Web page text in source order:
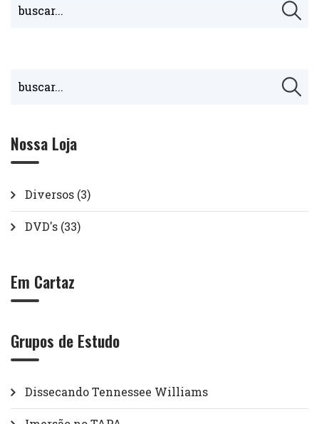
Nossa Loja
Diversos (3)
DVD's (33)
Em Cartaz
Grupos de Estudo
Dissecando Tennessee Williams